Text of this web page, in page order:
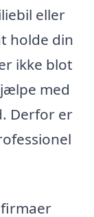
eller
holde din
ikke blot
med
Derfor er